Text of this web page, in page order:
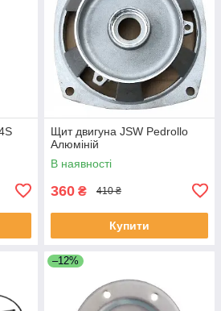
Щит двигуна JSW Pedrollo
Алюміній
В наявності
360 ₴ 410 ₴
Купити
–12%